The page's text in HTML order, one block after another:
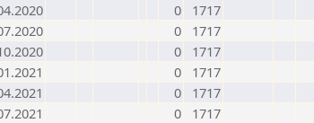
0
1717
0
1717
0
1717
0
1717
0
1717
0
1717